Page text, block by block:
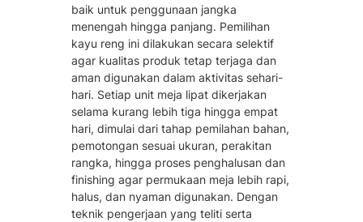
baik untuk penggunaan jangka
menengah hingga panjang. Pemilihan
kayu reng ini dilakukan secara selektif
agar kualitas produk tetap terjaga dan
aman digunakan dalam aktivitas sehari-
hari. Setiap unit meja lipat dikerjakan
selama kurang lebih tiga hingga empat
hari, dimulai dari tahap pemilahan bahan,
pemotongan sesuai ukuran, perakitan
rangka, hingga proses penghalusan dan
finishing agar permukaan meja lebih rapi,
halus, dan nyaman digunakan. Dengan
teknik pengerjaan yang teliti serta